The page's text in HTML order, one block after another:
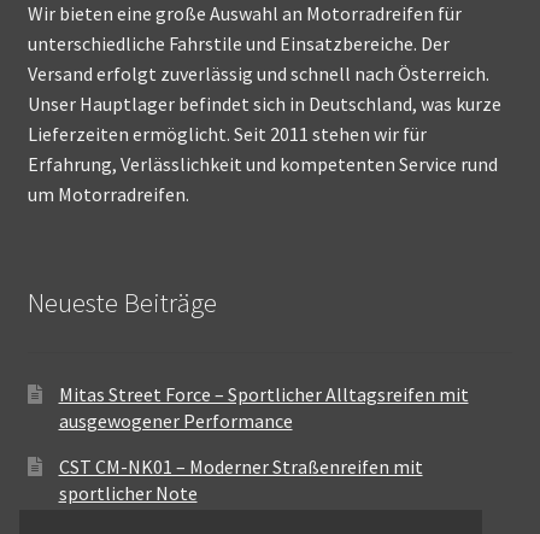
Wir bieten eine große Auswahl an Motorradreifen für
unterschiedliche Fahrstile und Einsatzbereiche. Der
Versand erfolgt zuverlässig und schnell nach Österreich.
Unser Hauptlager befindet sich in Deutschland, was kurze
Lieferzeiten ermöglicht. Seit 2011 stehen wir für
Erfahrung, Verlässlichkeit und kompetenten Service rund
um Motorradreifen.
Neueste Beiträge
Mitas Street Force – Sportlicher Alltagsreifen mit
ausgewogener Performance
CST CM-NK01 – Moderner Straßenreifen mit
sportlicher Note